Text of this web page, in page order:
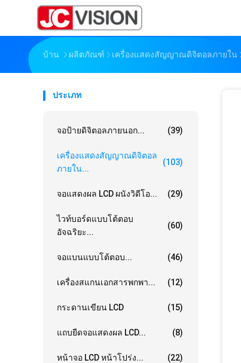
บ้าน ผลิตภัณฑ์ เครื่องแสดงสัญญาณดิจิตอลภายใน
ประเภท
จอป้ายดิจิตอลภายนอก... (39)
เครื่องแสดงสัญญาณดิจิตอล
ภายใน...
(103)
จอแสดงผล LCD ผนังวิดีโอ... (29)
ไวท์บอร์ดแบบโต้ตอบ
อัจฉริยะ...
(60)
จอแบนแบบโต้ตอบ... (46)
เครื่องสแกนเอกสารพกพา... (12)
กระดานเขียน LCD (15)
แถบยืดจอแสดงผล LCD... (8)
หน้าจอ LCD หน้าโปร่ง... (22)